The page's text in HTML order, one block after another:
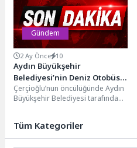
Gündem
2 Ay Önce 10
Aydın Büyükşehir
Belediyesi’nin Deniz Otobüsü
Seferleri Başladı
Çerçioğlu’nun öncülüğünde Aydın
Büyükşehir Belediyesi tarafından
deniz otobüsü...
Tüm Kategoriler